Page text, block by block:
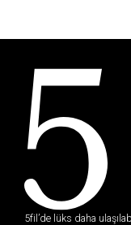
5fil’de lüks daha